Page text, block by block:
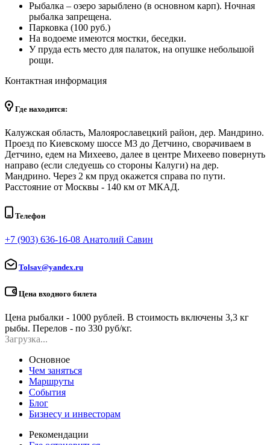
Рыбалка – озеро зарыблено (в основном карп). Ночная
рыбалка запрещена.
Парковка (100 руб.)
На водоеме имеются мостки, беседки.
У пруда есть место для палаток, на опушке небольшой
рощи.
Контактная информация
Где находится:
Калужская область, Малоярославецкий район, дер. Мандрино.
Проезд по Киевскому шоссе М3 до Детчино, сворачиваем в
Детчино, едем на Михеево, далее в центре Михеево повернуть
направо (если следуешь со стороны Калуги) на дер.
Мандрино. Через 2 км пруд окажется справа по пути.
Расстояние от Москвы - 140 км от МКАД.
Телефон
+7 (903) 636-16-08 Анатолий Савин
Tolsav@yandex.ru
Цена входного билета
Цена рыбалки - 1000 рублей. В стоимость включены 3,3 кг
рыбы. Перелов - по 330 руб/кг.
Загрузка...
Основное
Чем заняться
Маршруты
События
Блог
Бизнесу и инвесторам
Рекомендации